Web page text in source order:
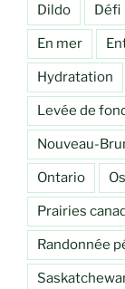
Dildo Défi
En mer
Hydratation
Levée de
Nouveau-
Ontario
Prairies
Randonnée